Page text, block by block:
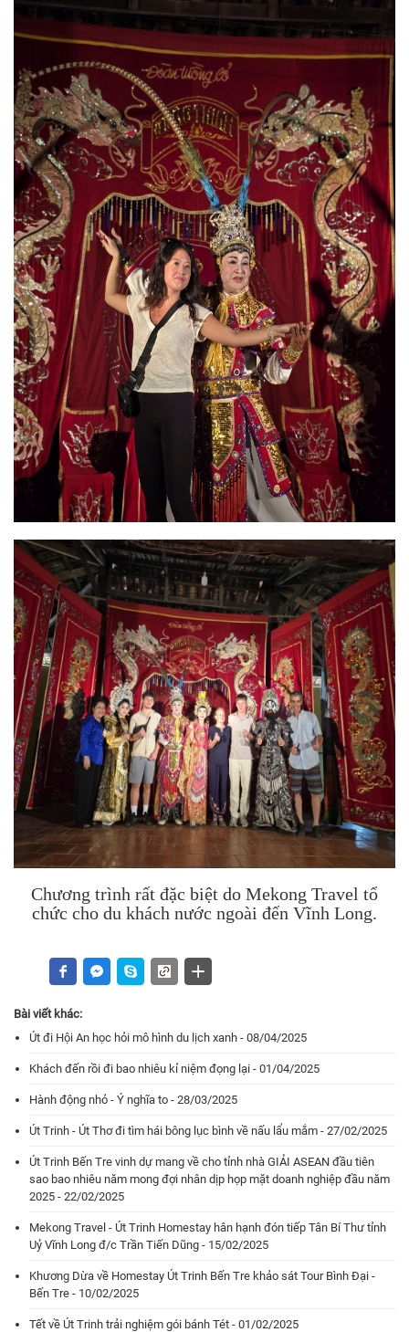
Chương trình rất đặc biệt do Mekong Travel tổ
chức cho du khách nước ngoài đến Vĩnh Long.
Bài viết khác:
Út đi Hội An học hỏi mô hình du lịch xanh - 08/04/2025
Khách đến rồi đi bao nhiêu kỉ niệm đọng lại - 01/04/2025
Hành động nhỏ - Ý nghĩa to - 28/03/2025
Út Trinh - Út Thơ đi tìm hái bông lục bình về nấu lẩu mắm - 27/02/2025
Út Trinh Bến Tre vinh dự mang về cho tỉnh nhà GIẢI ASEAN đầu tiên
sao bao nhiêu năm mong đợi nhân dịp họp mặt doanh nghiệp đầu năm
2025 - 22/02/2025
Mekong Travel - Út Trinh Homestay hân hạnh đón tiếp Tân Bí Thư tỉnh
Uỷ Vĩnh Long đ/c Trần Tiến Dũng - 15/02/2025
Khương Dừa về Homestay Út Trinh Bến Tre khảo sát Tour Bình Đại -
Bến Tre - 10/02/2025
Tết về Út Trinh trải nghiệm gói bánh Tét - 01/02/2025